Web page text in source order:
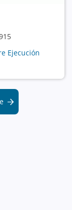
Ejecución